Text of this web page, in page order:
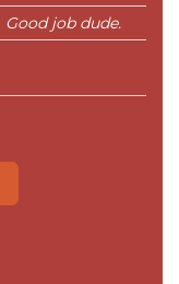
Good job dude.